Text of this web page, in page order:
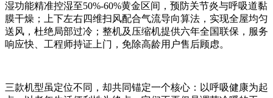
湿功能精准控湿至50%-60%黄金区间，预防关节炎与呼吸道黏
膜干燥；上下左右四维扫风配合气流导向算法，实现全屋均匀
送风，杜绝局部过冷；整机及压缩机提供六年全国联保，服务
响应快、工程师持证上门，免除高龄用户售后顾虑。
三款机型虽定位不同，却共同锚定一个核心：以呼吸健康为起